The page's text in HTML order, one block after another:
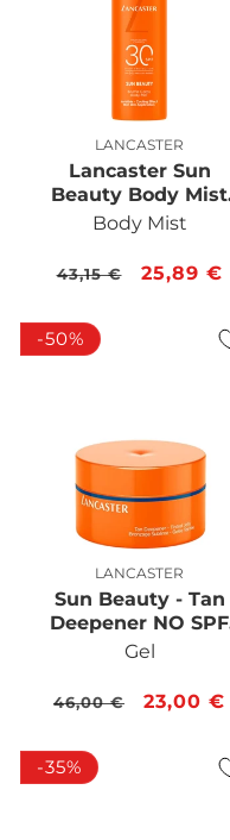
Produttore:
LANCASTER
Lancaster Sun
Beauty Body Mist
SPF30
Body Mist
Prezzo
listino
43,15 €
Prezzo
25,89 €
-50%
Produttore:
LANCASTER
Sun Beauty - Tan
Deepener NO SPF
Body
Gel
Prezzo
listino
46,00 €
Prezzo
23,00 €
-35%